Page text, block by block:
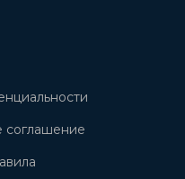
соглашение